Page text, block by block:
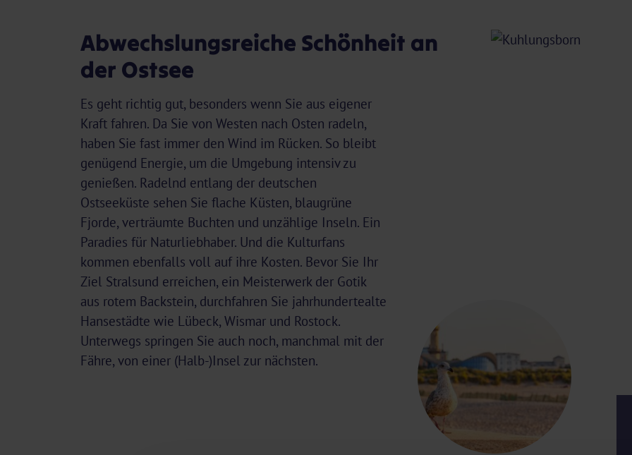
Abwechslungsreiche Schönheit an
der Ostsee
Es geht richtig gut, besonders wenn Sie aus eigener
Kraft fahren. Da Sie von Westen nach Osten radeln,
haben Sie fast immer den Wind im Rücken. So bleibt
genügend Energie, um die Umgebung intensiv zu
genießen. Radelnd entlang der deutschen
Ostseeküste sehen Sie flache Küsten, blaugrüne
Fjorde, verträumte Buchten und unzählige Inseln. Ein
Paradies für Naturliebhaber. Und die Kulturfans
kommen ebenfalls voll auf ihre Kosten. Bevor Sie Ihr
Ziel Stralsund erreichen, ein Meisterwerk der Gotik
aus rotem Backstein, durchfahren Sie jahrhundertealte
Hansestädte wie Lübeck, Wismar und Rostock.
Unterwegs springen Sie auch noch, manchmal mit der
Fähre, von einer (Halb-)Insel zur nächsten.